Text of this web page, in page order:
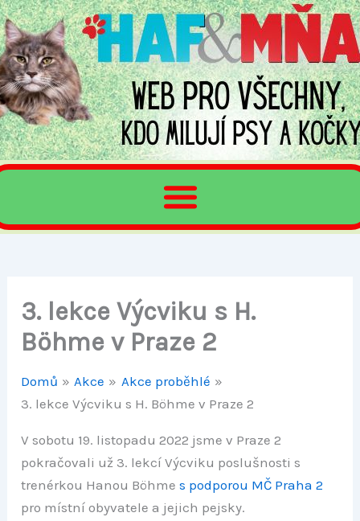
Přeskočit
na
obsah
3. lekce Výcviku s H.
Böhme v Praze 2
Domů Akce
Akce proběhlé
3. lekce Výcviku s H. Böhme v Praze 2
V sobotu 19. listopadu 2022 jsme v Praze 2
pokračovali už 3. lekcí Výcviku poslušnosti s
trenérkou Hanou Böhme s podporou MČ Praha 2
pro místní obyvatele a jejich pejsky.